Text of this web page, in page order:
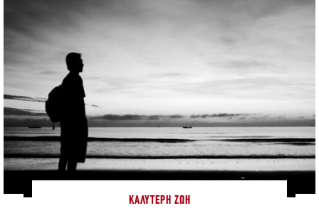
ΚΑΛΎΤΕΡΗ ΖΩΉ